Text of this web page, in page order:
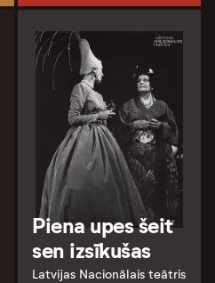
Piena upes šeit
sen izsīkušas
Latvijas Nacionālais teātris